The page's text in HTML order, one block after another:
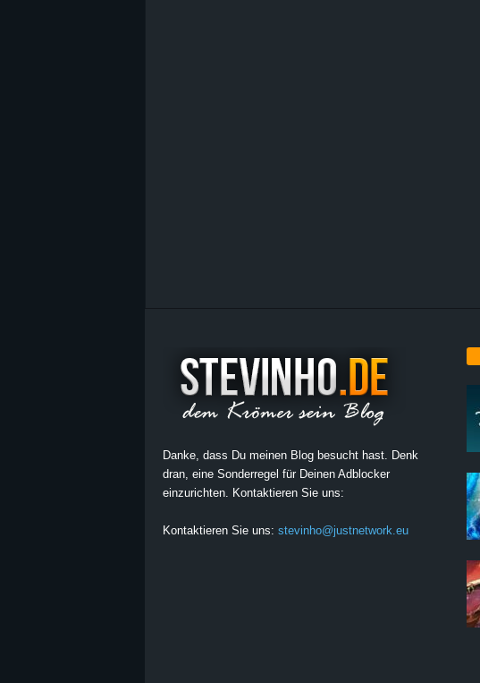
Danke, dass Du meinen Blog besucht hast. Denk
dran, eine Sonderregel für Deinen Adblocker
einzurichten. Kontaktieren Sie uns:
Kontaktieren Sie uns: stevinho@justnetwork.eu